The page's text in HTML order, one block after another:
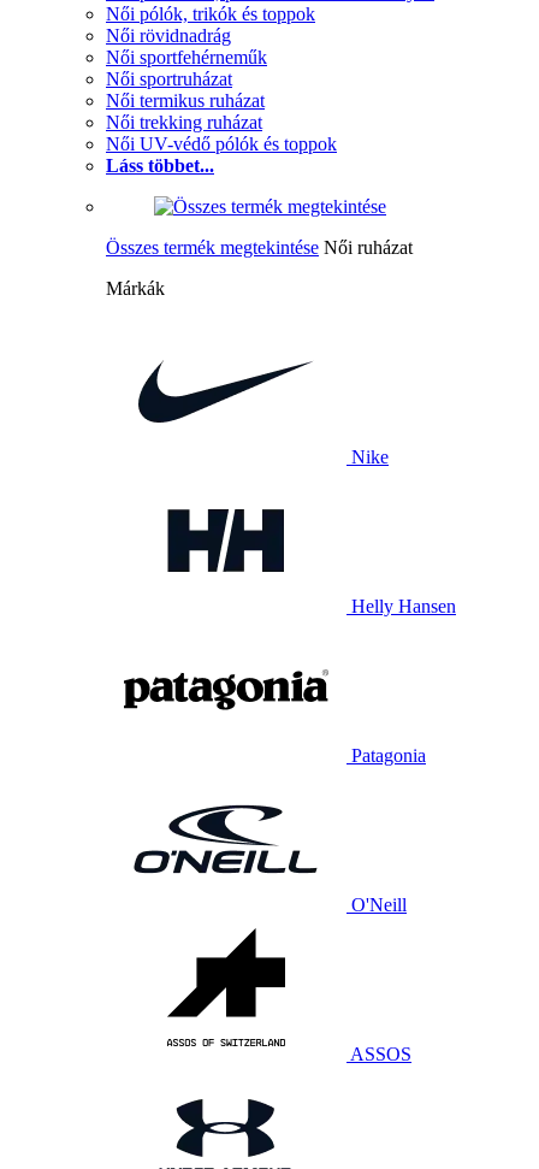
Női pólók, trikók és toppok
Női rövidnadrág
Női sportfehérneműk
Női sportruházat
Női termikus ruházat
Női trekking ruházat
Női UV-védő pólók és toppok
Láss többet...
Összes termék megtekintése Női ruházat
Márkák
Nike
Helly Hansen
Patagonia
O'Neill
ASSOS